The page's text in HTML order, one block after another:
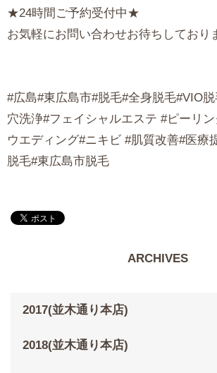
★24時間ご予約受付中★
お気軽にお問い合わせお待ちしており
#広島#東広島市#脱毛#全身脱毛#VIO
穴洗浄#フェイシャルエステ #ピーリ
ウエディング#ニキビ #肌質改善#医療
脱毛#東広島市脱毛
ARCHIVES
2017(並木通り本店)
2018(並木通り本店)